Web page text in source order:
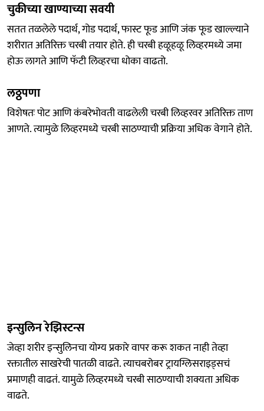
चुकीच्या खाण्याच्या सवयी
सतत तळलेले पदार्थ, गोड पदार्थ, फास्ट फूड आणि जंक फूड खाल्ल्याने
शरीरात अतिरिक्त चरबी तयार होते. ही चरबी हळूहळू लिव्हरमध्ये जमा
होऊ लागते आणि फॅटी लिव्हरचा धोका वाढतो.
लठ्ठपणा
विशेषतः पोट आणि कंबरेभोवती वाढलेली चरबी लिव्हरवर अतिरिक्त ताण
आणते. त्यामुळे लिव्हरमध्ये चरबी साठण्याची प्रक्रिया अधिक वेगाने होते.
इन्सुलिन रेझिस्टन्स
जेव्हा शरीर इन्सुलिनचा योग्य प्रकारे वापर करू शकत नाही तेव्हा
रक्तातील साखरेची पातळी वाढते. त्याचबरोबर ट्रायग्लिसराइड्सचं
प्रमाणही वाढतं. यामुळे लिव्हरमध्ये चरबी साठण्याची शक्यता अधिक
वाढते.